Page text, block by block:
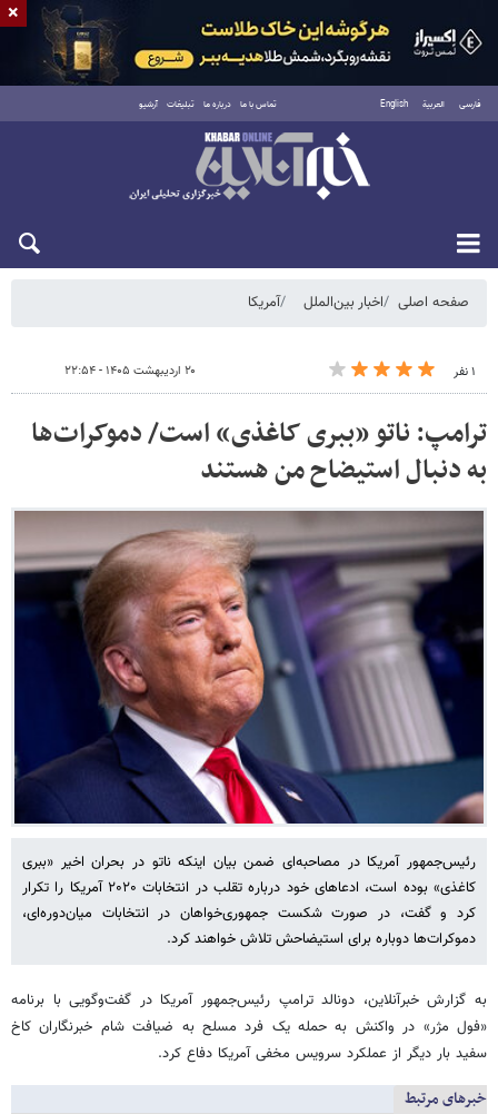
فارسی العربية English تماس با ما درباره ما تبلیغات آرشیو
جمعه ۱۶ مرداد ۱۴۰۵
صفحه اصلی اخبار بین‌الملل آمریکا
۱ نفر ۲۰ اردیبهشت ۱۴۰۵ - ۲۲:۵۴
ترامپ: ناتو «ببری کاغذی» است/ دموکرات‌ها
به دنبال استیضاح من هستند
رئیس‌جمهور آمریکا در مصاحبه‌ای ضمن بیان اینکه ناتو در بحران اخیر «ببری
کاغذی» بوده است، ادعاهای خود درباره تقلب در انتخابات ۲۰۲۰ آمریکا را تکرار
کرد و گفت، در صورت شکست جمهوری‌خواهان در انتخابات میان‌دوره‌ای،
دموکرات‌ها دوباره برای استیضاحش تلاش خواهند کرد.
به گزارش خبرآنلاین، دونالد ترامپ رئیس‌جمهور آمریکا در گفت‌وگویی با برنامه
«فول مژر» در واکنش به حمله یک فرد مسلح به ضیافت شام خبرنگاران کاخ
سفید بار دیگر از عملکرد سرویس مخفی آمریکا دفاع کرد.
خبرهای مرتبط
×